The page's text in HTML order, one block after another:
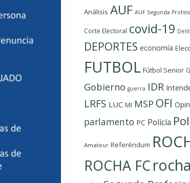
Análisis AUF AUF Segunda
Corte Electoral covid-19
DEPORTES economía
FUTBOL Fútbol Senior
Gobierno guerra IDR
LRFS LUC MI MSP OFI
parlamento PC Policía
Amateur Referéndum
ROCHA FC